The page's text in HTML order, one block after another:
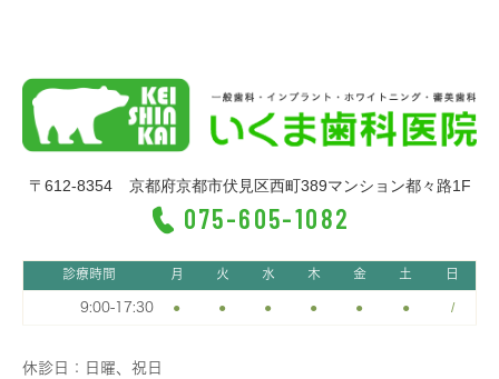
〒612-8354 京都府京都市伏見区西町389マンション都々路1F
075-605-1082
診療時間 月 火 水 木 金 土
日
9:00-17:30
● ● ● ● ● ● /
休診日：日曜、祝日